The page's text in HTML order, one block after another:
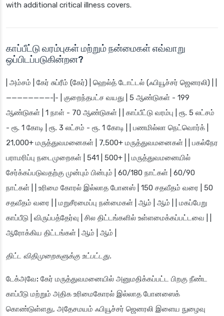
with additional critical illness covers.
காப்பீட்டு வரம்புகள் மற்றும் நன்மைகள் எவ்வாறு
ஒப்பிடப்படுகின்றன?
| அம்சம் | கேர் சுப்ரீம் (கேர்) | ஹெல்த் டோட்டல் (ஃபியூச்சர் ஜெனரலி) | |
————————-|- | குறைந்தபட்ச வயது | 5 ஆண்டுகள் - 199
ஆண்டுகள் | 1 நாள் - 70 ஆண்டுகள் | | காப்பீட்டு வரம்பு | ரூ. 5 லட்சம்
- ரூ. 1 கோடி | ரூ. 3 லட்சம் - ரூ. 1 கோடி | | பணமில்லா நெட்வொர்க் |
21,000+ மருத்துவமனைகள் | 7,500+ மருத்துவமனைகள் | | பகல்நேர
பராமரிப்பு நடைமுறைகள் | 541 | 500+ | | மருத்துவமனையில்
சேர்க்கப்படுவதற்கு முன்பும் பின்பும் | 60/180 நாட்கள் | 60/90
நாட்கள் | | உரிமை கோரல் இல்லாத போனஸ் | 150 சதவீதம் வரை | 50
சதவீதம் வரை | | மறுசீரமைப்பு நன்மைகள் | ஆம் | ஆம் | | மகப்பேறு
காப்பீடு | விருப்பத்தேர்வு | சில திட்டங்களில் உள்ளமைக்கப்பட்டவை | |
ஆரோக்கிய திட்டங்கள் | ஆம் | ஆம் |
திட்ட விதிமுறைகளுக்கு உட்பட்டது.
டேக்அவே: கேர் மருத்துவமனையில் அனுமதிக்கப்பட்ட பிறகு நீண்ட
காப்பீடு மற்றும் அதிக உரிமைகோரல் இல்லாத போனஸைக்
கொண்டுள்ளது, அதேசமயம் ஃபியூச்சர் ஜெனரலி இளைய நுழைவு